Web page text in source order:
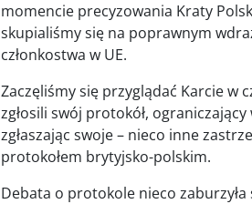
momencie precyzowania Kraty
skupialiśmy się na poprawnym
członkostwa w UE.
Zaczęliśmy się przyglądać Karcie w
zgłosili swój protokół,
zgłaszając swoje – nieco inne
protokołem brytyjsko-polskim.
Debata o protokole nieco